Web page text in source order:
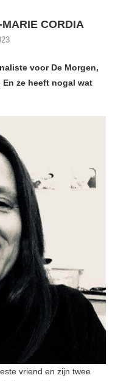
CORDIA
voor De Morgen,
En ze heeft nogal wat
vriend en zijn twee